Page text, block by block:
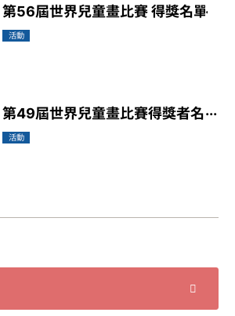
第56屆世界兒童畫比賽 得獎名單
活動
第49屆世界兒童畫比賽得獎者名單
活動